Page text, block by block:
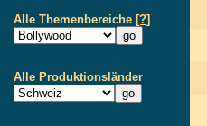
Alle Themenbereiche [?]
Alle Produktionsländer